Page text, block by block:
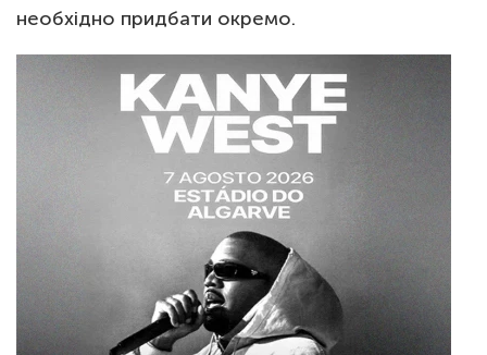
необхідно придбати окремо.